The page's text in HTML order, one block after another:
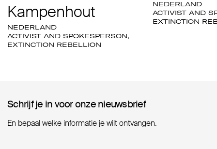
Kampenhout
NEDERLAND
ACTIVIST AND SPOKESPERSON,
EXTINCTION REBELLION
NEDERLAND
ACTIVIST AND
EXTINCTION
Schrijf je in voor onze nieuwsbrief
Schrijf je in voor onze nieuwsbrief
En bepaal welke informatie je wilt ontvangen.